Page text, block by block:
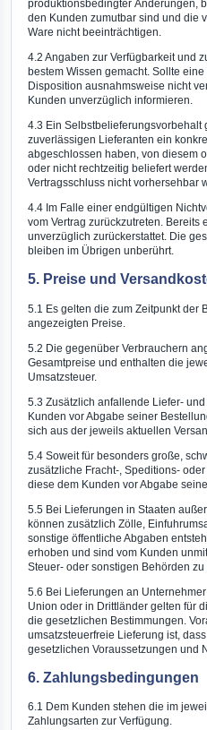
produktionsbedingter Änderungen,
den Kunden zumutbar sind und die
Ware nicht beeinträchtigen.
4.2 Angaben zur Verfügbarkeit und
bestem Wissen gemacht. Sollte
Disposition ausnahmsweise nicht
Kunden unverzüglich informieren.
4.3 Ein Selbstbelieferungsvorbehalt
zuverlässigen Lieferanten ein
abgeschlossen haben, von diesem
oder nicht rechtzeitig beliefert
Vertragsschluss nicht vorhersehbar
4.4 Im Falle einer endgültigen
vom Vertrag zurückzutreten. Bereits
unverzüglich zurückerstattet. Die
bleiben im Übrigen unberührt.
5. Preise und
5.1 Es gelten die zum Zeitpunkt der
angezeigten Preise.
5.2 Die gegenüber Verbrauchern
Gesamtpreise und enthalten die
Umsatzsteuer.
5.3 Zusätzlich anfallende Liefer-
Kunden vor Abgabe seiner
sich aus der jeweils aktuellen
5.4 Soweit für besonders große,
zusätzliche Fracht-, Speditions-
diese dem Kunden vor Abgabe
5.5 Bei Lieferungen in Staaten
können zusätzlich Zölle,
sonstige öffentliche Abgaben
erhoben und sind vom Kunden
Steuer- oder sonstigen Behörden zu
5.6 Bei Lieferungen an
Union oder in Drittländer gelten für
die gesetzlichen Bestimmungen.
umsatzsteuerfreie Lieferung ist,
gesetzlichen Voraussetzungen und
6. Zahlungsbedingungen
6.1 Dem Kunden stehen die im
Zahlungsarten zur Verfügung.